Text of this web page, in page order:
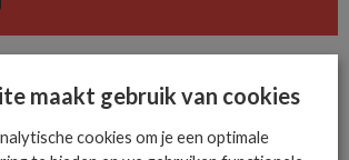
maakt gebruik van cookies
cookies om je een optimale